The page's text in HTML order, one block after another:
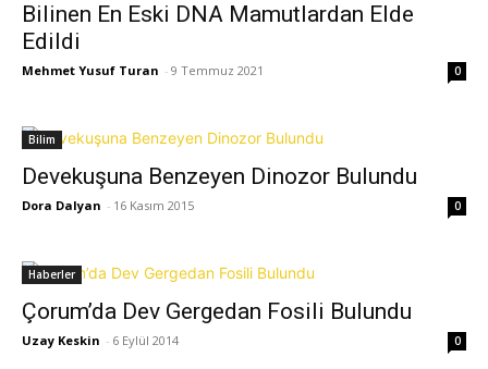
Bilinen En Eski DNA Mamutlardan Elde
Edildi
Mehmet Yusuf Turan - 9 Temmuz 2021 0
Bilim
Devekuşuna Benzeyen Dinozor Bulundu
Dora Dalyan - 16 Kasım 2015 0
Haberler
Çorum’da Dev Gergedan Fosili Bulundu
Uzay Keskin - 6 Eylül 2014 0